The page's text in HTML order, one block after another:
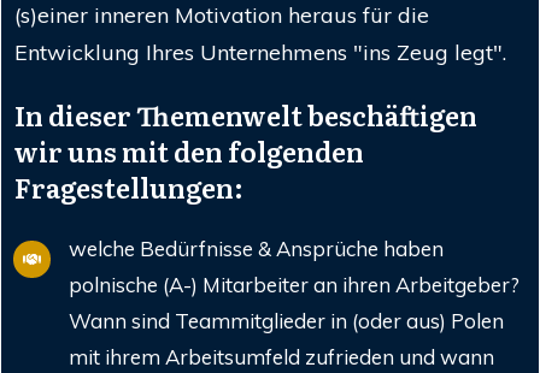
(s)einer inneren Motivation heraus für die
Entwicklung Ihres Unternehmens "ins Zeug legt".
In dieser Themenwelt beschäftigen
wir uns mit den folgenden
Fragestellungen:
welche Bedürfnisse & Ansprüche haben
polnische (A-) Mitarbeiter an ihren Arbeitgeber?
Wann sind Teammitglieder in (oder aus) Polen
mit ihrem Arbeitsumfeld zufrieden und wann